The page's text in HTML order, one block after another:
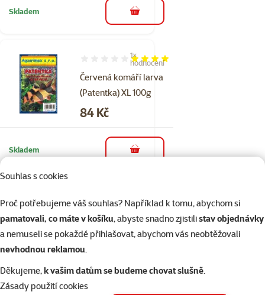
Souhlas s cookies
Proč potřebujeme váš souhlas? Například k tomu, abychom si
pamatovali, co máte v košíku, abyste snadno zjistilistav objednávky
a nemuseli se pokaždé přihlašovat, abychom vás neobtěžovali
nevhodnou reklamou.
Děkujeme,k vašim datům se budeme chovat slušně.
Zásady použití cookies
Skladem do košíku
Červená komáří larva
(Patentka) XL 100g
Hodnocení 80%, počet hodnocení: 1
1×
hodnocení
Cena
84 Kč
Skladem do košíku
TETRA Wafer
Mix 100ml
Hodnocení 0%
familycena